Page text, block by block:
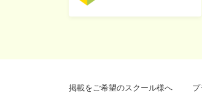
掲載をご希望のスクール様へ